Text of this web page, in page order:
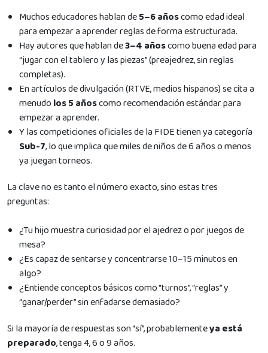
Muchos educadores hablan de5–6 añoscomo edad ideal
para empezar a aprender reglas de forma estructurada.
Hay autores que hablan de3–4 añoscomo buena edad para
“jugar con el tablero y las piezas” (preajedrez, sin reglas
completas).
En artículos de divulgación (RTVE, medios hispanos) se cita a
menudo los 5 añoscomo recomendación estándar para
empezar a aprender.
Y las competiciones oficiales de la FIDE tienen ya categoría
Sub-7, lo que implica que miles de niños de 6 años o menos
ya juegan torneos.
La clave no es tanto el número exacto, sino estas tres
preguntas:
¿Tu hijo muestra curiosidad por el ajedrez o por juegos de
mesa?
¿Es capaz de sentarse y concentrarse 10–15 minutos en
algo?
¿Entiende conceptos básicos como “turnos”, “reglas” y
“ganar/perder” sin enfadarse demasiado?
Si la mayoría de respuestas son “sí”, probablementeya está
preparado, tenga 4, 6 o 9 años.